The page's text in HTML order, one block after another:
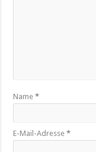
Name*
E-Mail-Adresse*